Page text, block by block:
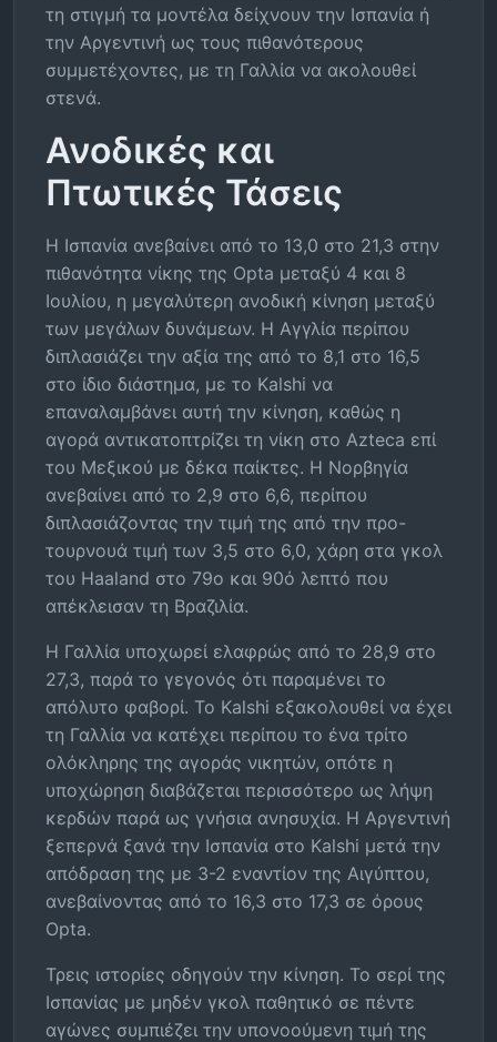
τη στιγμή τα μοντέλα δείχνουν την Ισπανία ή
την Αργεντινή ως τους πιθανότερους
συμμετέχοντες, με τη Γαλλία να ακολουθεί
στενά.
Ανοδικές και
Πτωτικές Τάσεις
Η Ισπανία ανεβαίνει από το 13,0 στο 21,3 στην
πιθανότητα νίκης της Opta μεταξύ 4 και 8
Ιουλίου, η μεγαλύτερη ανοδική κίνηση μεταξύ
των μεγάλων δυνάμεων. Η Αγγλία περίπου
διπλασιάζει την αξία της από το 8,1 στο 16,5
στο ίδιο διάστημα, με το Kalshi να
επαναλαμβάνει αυτή την κίνηση, καθώς η
αγορά αντικατοπτρίζει τη νίκη στο Azteca επί
του Μεξικού με δέκα παίκτες. Η Νορβηγία
ανεβαίνει από το 2,9 στο 6,6, περίπου
διπλασιάζοντας την τιμή της από την προ-
τουρνουά τιμή των 3,5 στο 6,0, χάρη στα γκολ
του Haaland στο 79ο και 90ό λεπτό που
απέκλεισαν τη Βραζιλία.
Η Γαλλία υποχωρεί ελαφρώς από το 28,9 στο
27,3, παρά το γεγονός ότι παραμένει το
απόλυτο φαβορί. Το Kalshi εξακολουθεί να έχει
τη Γαλλία να κατέχει περίπου το ένα τρίτο
ολόκληρης της αγοράς νικητών, οπότε η
υποχώρηση διαβάζεται περισσότερο ως λήψη
κερδών παρά ως γνήσια ανησυχία. Η Αργεντινή
ξεπερνά ξανά την Ισπανία στο Kalshi μετά την
απόδραση της με 3-2 εναντίον της Αιγύπτου,
ανεβαίνοντας από το 16,3 στο 17,3 σε όρους
Opta.
Τρεις ιστορίες οδηγούν την κίνηση. Το σερί της
Ισπανίας με μηδέν γκολ παθητικό σε πέντε
αγώνες συμπιέζει την υπονοούμενη τιμή της